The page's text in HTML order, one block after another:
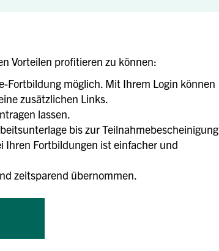
Vorteilen profitieren zu können:
Fortbildung möglich. Mit Ihrem Login können
zusätzlichen Links.
lassen.
bis zur Teilnahmebescheinigung.
Ihren Fortbildungen ist einfacher und
zeitsparend übernommen.